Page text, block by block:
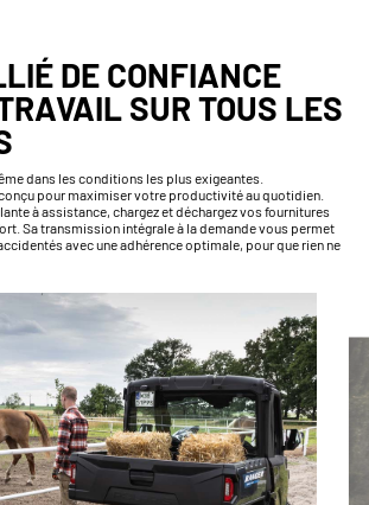
DE CONFIANCE
SUR TOUS LES
dans les conditions les plus exigeantes.
conçu pour maximiser votre productivité au quotidien.
à assistance, chargez et déchargez vos fournitures
Sa transmission intégrale à la demande vous permet
avec une adhérence optimale, pour que rien ne